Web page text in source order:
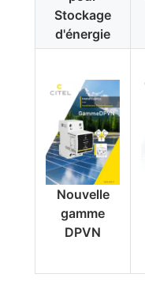
Stockage
d'énergie
Nouvelle
gamme
DPVN